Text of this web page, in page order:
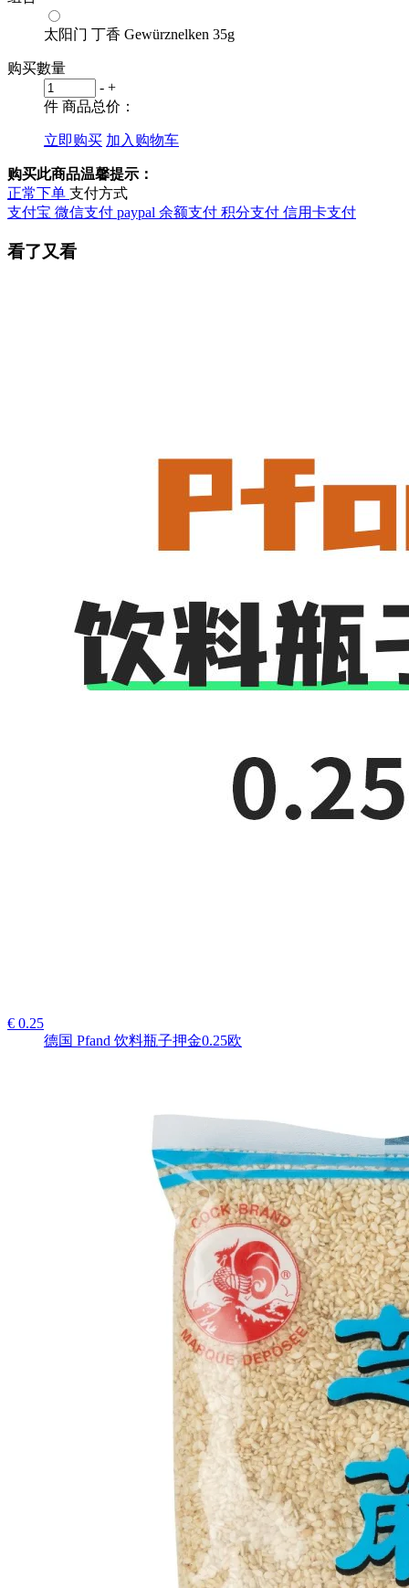
太阳门 丁香 Gewürznelken 35g
购买數量
- +
件 商品总价：
立即购买 加入购物车
购买此商品温馨提示：
正常下单 支付方式
支付宝 微信支付 paypal 余额支付 积分支付 信用卡支付
看了又看
€ 0.25
德国 Pfand 饮料瓶子押金0.25欧